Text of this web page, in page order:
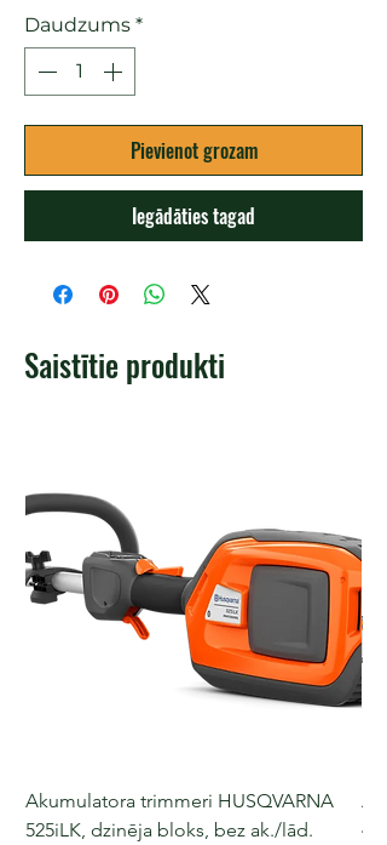
Daudzums *
Pievienot grozam
Iegādāties tagad
Saistītie produkti
Akumulatora trimmeri HUSQVARNA
525iLK, dzinēja bloks, bez ak./lād.